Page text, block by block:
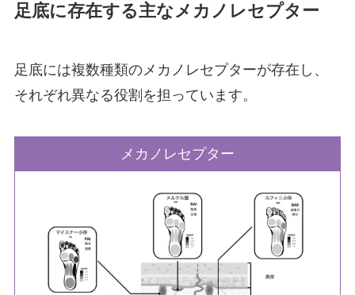
足底に存在する主なメカノレセプター
足底には複数種類のメカノレセプターが存在し、
それぞれ異なる役割を担っています。
メカノレセプター